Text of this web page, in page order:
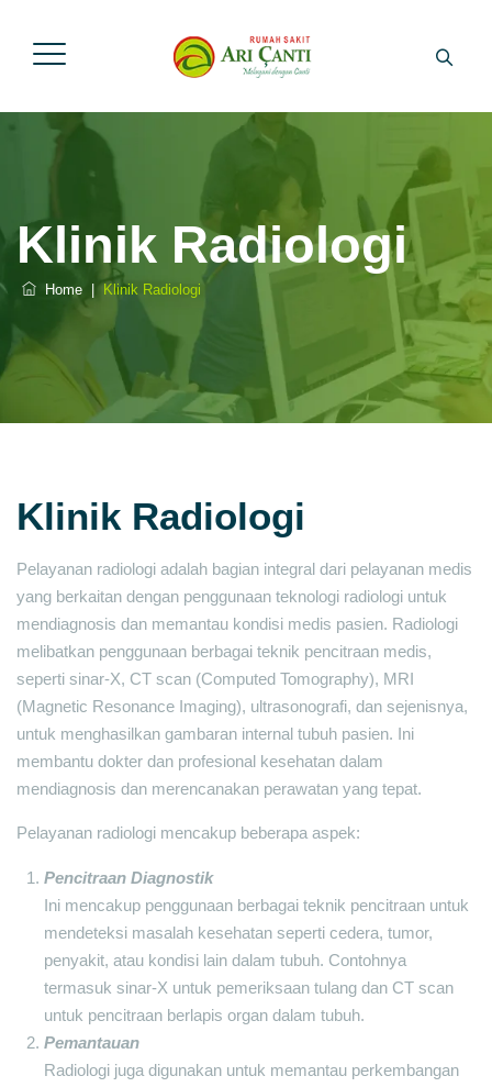
Klinik Radiologi
Home Klinik Radiologi
Klinik Radiologi
Pelayanan radiologi adalah bagian integral dari pelayanan medis
yang berkaitan dengan penggunaan teknologi radiologi untuk
mendiagnosis dan memantau kondisi medis pasien. Radiologi
melibatkan penggunaan berbagai teknik pencitraan medis,
seperti sinar-X, CT scan (Computed Tomography), MRI
(Magnetic Resonance Imaging), ultrasonografi, dan sejenisnya,
untuk menghasilkan gambaran internal tubuh pasien. Ini
membantu dokter dan profesional kesehatan dalam
mendiagnosis dan merencanakan perawatan yang tepat.
Pelayanan radiologi mencakup beberapa aspek:
Pencitraan Diagnostik
Ini mencakup penggunaan berbagai teknik pencitraan untuk
mendeteksi masalah kesehatan seperti cedera, tumor,
penyakit, atau kondisi lain dalam tubuh. Contohnya
termasuk sinar-X untuk pemeriksaan tulang dan CT scan
untuk pencitraan berlapis organ dalam tubuh.
Pemantauan
Radiologi juga digunakan untuk memantau perkembangan